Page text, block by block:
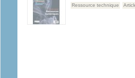
Ressource technique